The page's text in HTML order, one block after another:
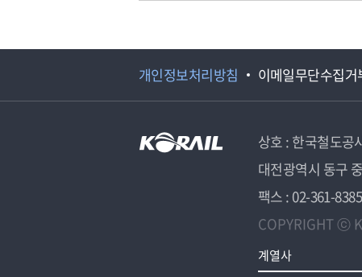
개인정보처리방침 이메일무단수집거
상호 : 한국철도공
대전광역시 동구
팩스 : 02-361-8385
COPYRIGHT ⓒ
계열사